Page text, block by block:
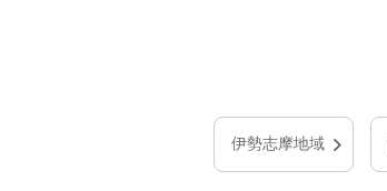
伊勢志摩地域